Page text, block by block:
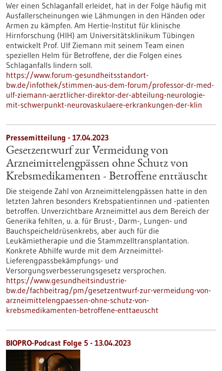
Wer einen Schlaganfall erleidet, hat in der Folge häufig mit
Ausfallerscheinungen wie Lähmungen in den Händen oder
Armen zu kämpfen. Am Hertie-Institut für klinische
Hirnforschung (HIH) am Universitätsklinikum Tübingen
entwickelt Prof. Ulf Ziemann mit seinem Team einen
speziellen Helm für Betroffene, der die Folgen eines
Schlaganfalls lindern soll.
https://www.forum-gesundheitsstandort-
bw.de/infothek/stimmen-aus-dem-forum/professor-dr-med-
ulf-ziemann-aerztlicher-direktor-der-abteilung-neurologie-
mit-schwerpunkt-neurovaskulaere-erkrankungen-der-klin
Pressemitteilung - 17.04.2023
Gesetzentwurf zur Vermeidung von
Arzneimittelengpässen ohne Schutz von
Krebsmedikamenten - Betroffene enttäuscht
Die steigende Zahl von Arzneimittelengpässen hatte in den
letzten Jahren besonders Krebspatientinnen und -patienten
betroffen. Unverzichtbare Arzneimittel aus dem Bereich der
Generika fehlten, u. a. für Brust-, Darm-, Lungen- und
Bauchspeicheldrüsenkrebs, aber auch für die
Leukämietherapie und die Stammzelltransplantation.
Konkrete Abhilfe wurde mit dem Arzneimittel-
Lieferengpassbekämpfungs- und
Versorgungsverbesserungsgesetz versprochen.
https://www.gesundheitsindustrie-
bw.de/fachbeitrag/pm/gesetzentwurf-zur-vermeidung-von-
arzneimittelengpaessen-ohne-schutz-von-
krebsmedikamenten-betroffene-enttaeuscht
BIOPRO-Podcast Folge 5 - 13.04.2023